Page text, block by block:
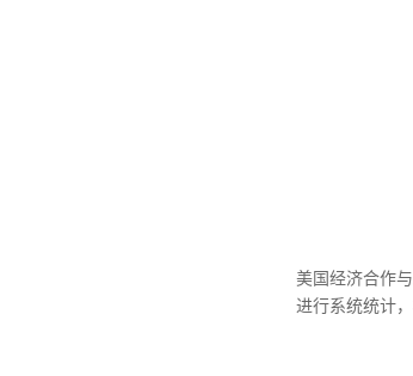
美国经济合作
进行系统统计